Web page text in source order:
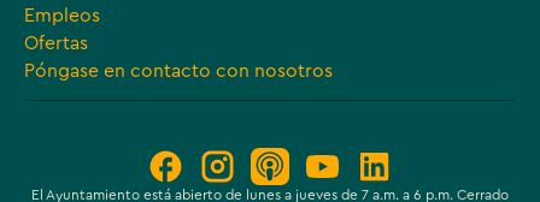
Empleos
Ofertas
Póngase en contacto con nosotros
El Ayuntamiento está abierto de lunes a jueves de 7 a.m. a 6 p.m. Cerrado